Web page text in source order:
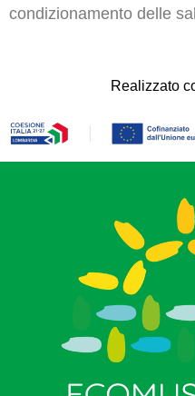
condizionamento delle
Realizzato